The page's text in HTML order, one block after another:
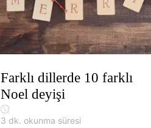
Farklı dillerde 10 farklı
Noel deyişi
3 dk. okunma süresi